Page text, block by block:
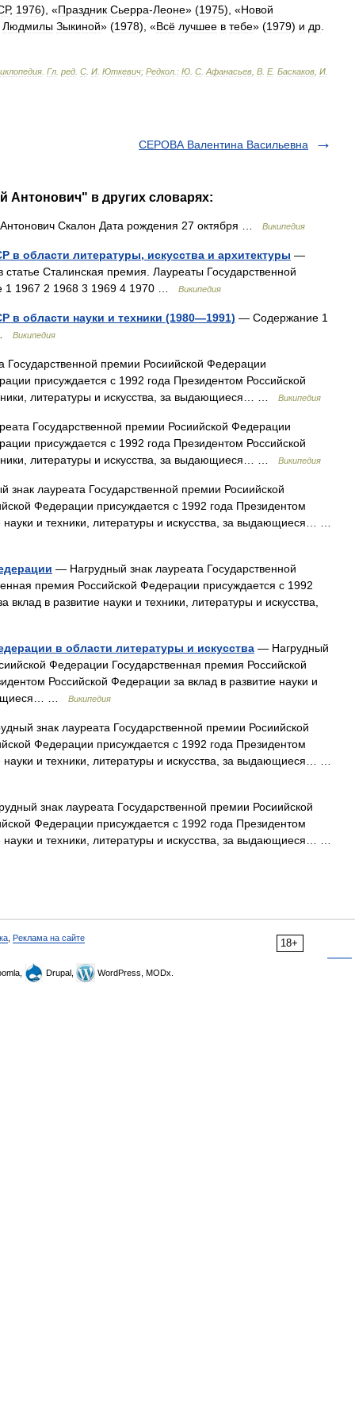
, 1976), «Праздник Сьерра-Леоне» (1975), «Новой
Людмилы Зыкиной» (1978), «Всё лучшее в тебе» (1979) и др
Гл ред С И Юткевич; Редкол : Ю С Афанасьев В Е. Баскаков И
СЕРОВА Валентина Васильевна
Антонович" в других словарях:
Скалон Дата рождения 27 октября … Википедия
в области литературы, искусства и архитектуры —
Сталинская премия. Лауреаты Государственной
1967 2 1968 3 1969 4 1970 …
Википедия
в области науки и техники (1980—1991) — Содержание 1
Википедия
премии Росиийской Федерации
присуждается с 1992 года Президентом Российской
литературы и искусства, за выдающиеся… …
Википедия
Государственной премии Росиийской Федерации
присуждается с 1992 года Президентом Российской
литературы и искусства, за выдающиеся… …
Википедия
лауреата Государственной премии Росиийской
Федерации присуждается с 1992 года Президентом
и техники, литературы и искусства, за выдающиеся… …
— Нагрудный знак лауреата Государственной
премия Российской Федерации присуждается с 1992
в развитие науки и техники, литературы и искусства,
в области литературы и искусства — Нагрудный
Федерации Государственная премия Российской
Российской Федерации за вклад в развитие науки и
…
Википедия
знак лауреата Государственной премии Росиийской
Федерации присуждается с 1992 года Президентом
и техники, литературы и искусства, за выдающиеся… …
знак лауреата Государственной премии Росиийской
Федерации присуждается с 1992 года Президентом
и техники, литературы и искусства, за выдающиеся… …
18+
Реклама на сайте
Drupal, WordPress, MODx.